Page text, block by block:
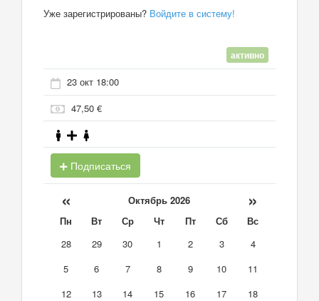
Уже зарегистрированы? Войдите в систему!
активно
23 окт 18:00
47,50 €
Подписаться
« Октябрь 2026 »
Пн Вт Ср Чт Пт Сб
Вс
28
29 30 1 2 3
4
5
6 7 8 9 10
11
12
13 14 15 16 17
18